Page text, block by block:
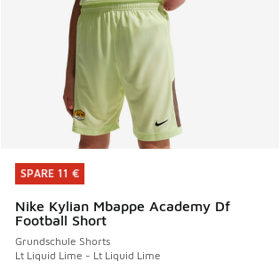
SPARE 11 €
Nike Kylian Mbappe Academy Df
Football Short
Grundschule Shorts
Lt Liquid Lime - Lt Liquid Lime
SPARE 11 €